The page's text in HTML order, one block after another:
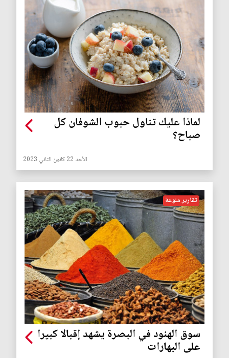
لماذا عليك تناول حبوب الشوفان كل
صباح؟
الأحد 22 كانون الثاني 2023
تقارير منوعة
سوق الهنود في البصرة يشهد إقبالا كبيرا
على البهارات